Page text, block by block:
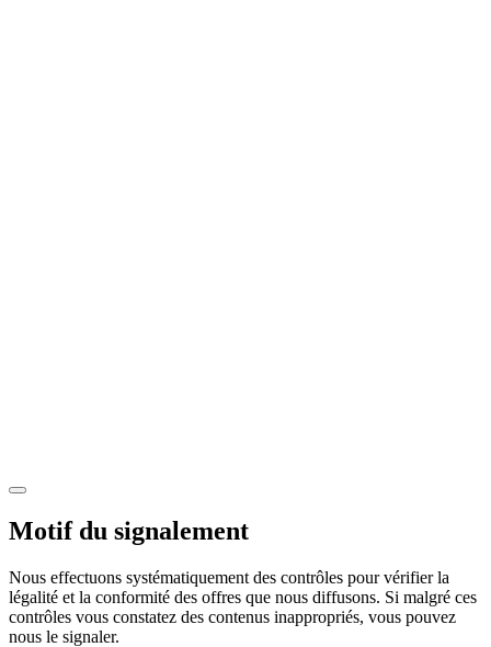
Motif du signalement
Nous effectuons systématiquement des contrôles pour vérifier la
légalité et la conformité des offres que nous diffusons. Si malgré ces
contrôles vous constatez des contenus inappropriés, vous pouvez
nous le signaler.